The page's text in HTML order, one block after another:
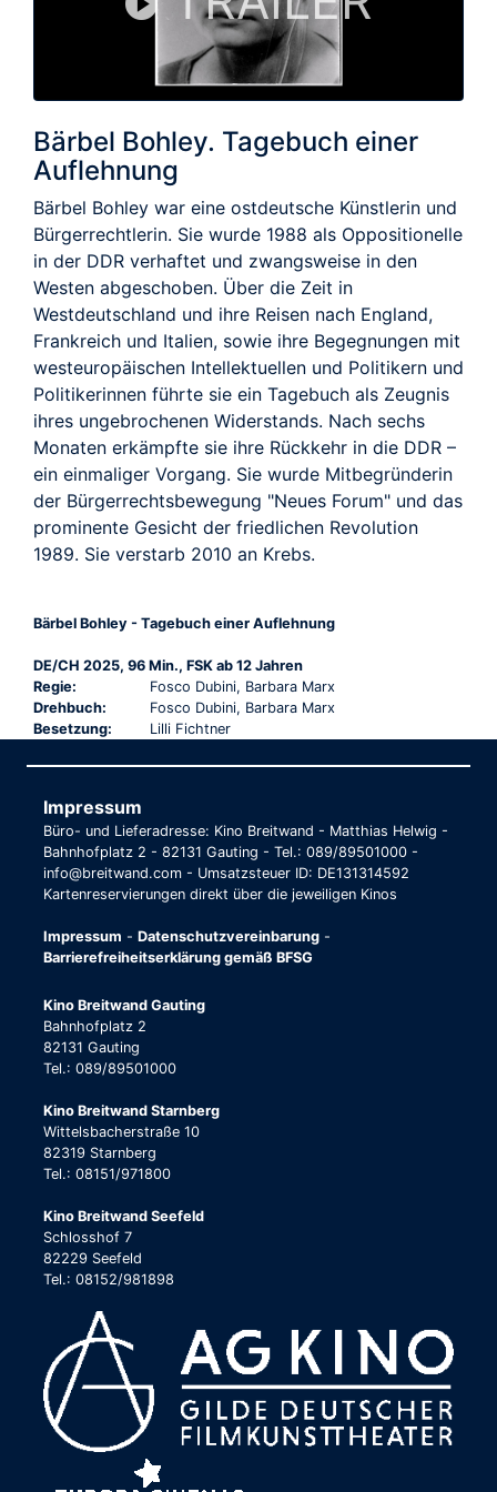
Bärbel Bohley. Tagebuch einer
Auflehnung
Bärbel Bohley war eine ostdeutsche Künstlerin und
Bürgerrechtlerin. Sie wurde 1988 als Oppositionelle
in der DDR verhaftet und zwangsweise in den
Westen abge­schoben. Über die Zeit in
Westdeutschland und ihre Reisen nach England,
Frankreich und Italien, sowie ihre Begegnungen mit
westeuropäischen Intellektuellen und Politikern und
Politikerinnen führte sie ein Tagebuch als Zeugnis
ihres ungebrochenen Widerstands. Nach sechs
Monaten erkämpfte sie ihre Rückkehr in die DDR –
ein einmaliger Vorgang. Sie wurde Mitbegründerin
der Bürger­rechtsbewegung "Neues Forum" und das
prominente Gesicht der friedlichen Revolution
1989. Sie verstarb 2010 an Krebs.
Bärbel Bohley - Tagebuch einer Auflehnung
DE/CH 2025, 96 Min., FSK ab 12 Jahren
Regie:
Fosco Dubini, Barbara Marx
Drehbuch:
Fosco Dubini, Barbara Marx
Besetzung:
Lilli Fichtner
Impressum
Büro- und Lieferadresse: Kino Breitwand - Matthias Helwig -
Bahnhofplatz 2 - 82131 Gauting - Tel.: 089/89501000 -
info@breitwand.com - Umsatzsteuer ID: DE131314592
Kartenreservierungen direkt über die jeweiligen Kinos
Impressum - Datenschutzvereinbarung -
Barrierefreiheitserklärung gemäß BFSG
Kino Breitwand Gauting
Bahnhofplatz 2
82131 Gauting
Tel.: 089/89501000
Kino Breitwand Starnberg
Wittelsbacherstraße 10
82319 Starnberg
Tel.: 08151/971800
Kino Breitwand Seefeld
Schlosshof 7
82229 Seefeld
Tel.: 08152/981898